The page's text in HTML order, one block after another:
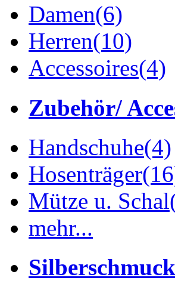
Damen(6)
Herren(10)
Accessoires(4)
Zubehör/
Handschuhe(4)
Hosenträger
Mütze u. Schal
mehr...